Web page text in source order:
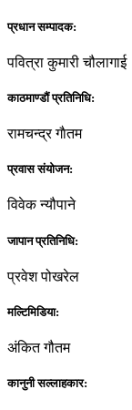
प्रधान सम्पादक:
पवित्रा कुमारी चौलागाई
काठमाण्डौं प्रतिनिधि:
रामचन्द्र गाैतम
प्रवास संयोजन:
विवेक न्यौपाने
जापान प्रतिनिधि:
प्रवेश पोखरेल
मल्टिमिडिया:
अंकित गौतम
कानुनी सल्लाहकार: